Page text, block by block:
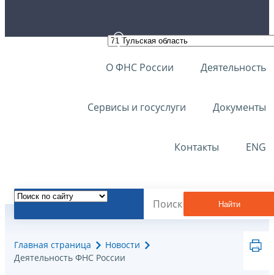
О ФНС России Деятельность
Сервисы и госуслуги Документы
Контакты ENG
Найти
Главная страница
Новости
Деятельность ФНС России